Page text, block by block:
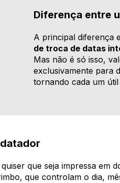
Diferença entre
A principal diferença
de troca de datas
Mas não é só isso,
exclusivamente para
tornando cada um
que seja impressa em
que controlam o dia,